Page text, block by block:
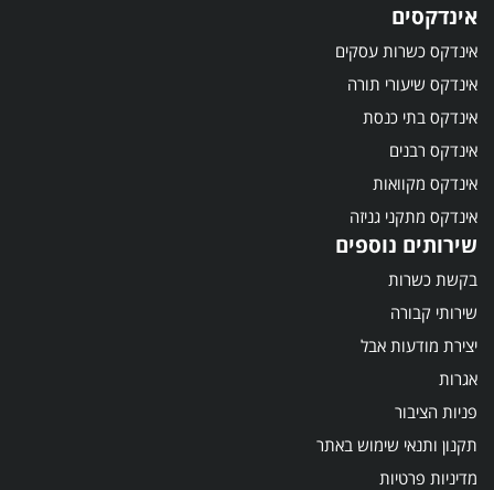
אינדקסים
אינדקס כשרות עסקים
אינדקס שיעורי תורה
אינדקס בתי כנסת
אינדקס רבנים
אינדקס מקוואות
אינדקס מתקני גניזה
שירותים נוספים
בקשת כשרות
שירותי קבורה
יצירת מודעות אבל
אגרות
פניות הציבור
תקנון ותנאי שימוש באתר
מדיניות פרטיות